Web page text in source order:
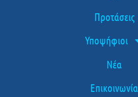
Προτάσεις
Υποψήφιοι
Νέα
Επικοινωνία